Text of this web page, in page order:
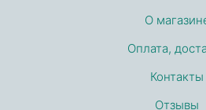
О
Оплата,
Контакты
Отзывы